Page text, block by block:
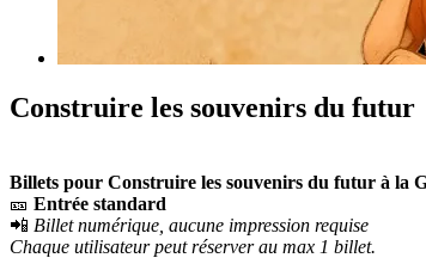
Construire les souvenirs du futur
Billets pour Construire les souvenirs du futur à la
🎫 Entrée standard
📲 Billet numérique, aucune impression requise
Chaque utilisateur peut réserver au max 1 billet.